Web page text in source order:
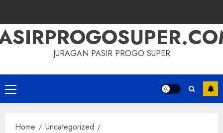
JURAGAN PASIR PROGO SUPER
Primary
Menu
Home
Uncategorized